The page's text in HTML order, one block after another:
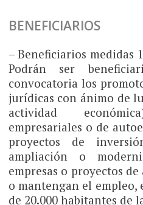
BENEFICIARIOS
– Beneficiarios medidas
Podrán ser
convocatoria los
jurídicas con ánimo de
actividad
empresariales o de
proyectos de
ampliación o
empresas o proyectos
o mantengan el empleo,
de 20.000 habitantes de